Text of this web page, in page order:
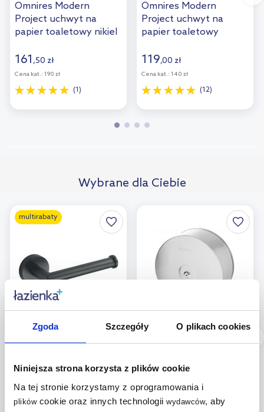
Zgoda Szczegóły O plikach cookies
Niniejsza strona korzysta z plików cookie
Na tej stronie korzystamy z oprogramowania i
plikówcookie oraz innych technologii wydawców, aby
Omnires Modern
Project uchwyt na
papier toaletowy nikiel
161 ,50 zł
Cena kat.: 190 zł
(1)
Omnires Modern
Project uchwyt na
papier toaletowy
119,00 zł
Cena kat.: 140 zł
(12)
Wybrane dla Ciebie
multirabaty
Dostępność:
papier toaletowy
czarny mat 07.445-B
84
Dostępność:24h!
papier toaletowy stal
nierdzewna
szczotkowana J25SJB